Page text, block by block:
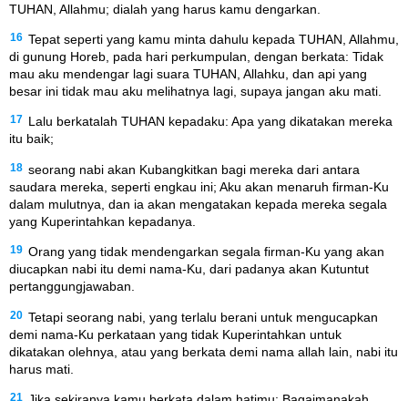
TUHAN, Allahmu; dialah yang harus kamu dengarkan.
16 Tepat seperti yang kamu minta dahulu kepada TUHAN, Allahmu,
di gunung Horeb, pada hari perkumpulan, dengan berkata: Tidak
mau aku mendengar lagi suara TUHAN, Allahku, dan api yang
besar ini tidak mau aku melihatnya lagi, supaya jangan aku mati.
17
Lalu berkatalah TUHAN kepadaku: Apa yang dikatakan mereka
itu baik;
18 seorang nabi akan Kubangkitkan bagi mereka dari antara
saudara mereka, seperti engkau ini; Aku akan menaruh firman-Ku
dalam mulutnya, dan ia akan mengatakan kepada mereka segala
yang Kuperintahkan kepadanya.
19 Orang yang tidak mendengarkan segala firman-Ku yang akan
diucapkan nabi itu demi nama-Ku, dari padanya akan Kutuntut
pertanggungjawaban.
20 Tetapi seorang nabi, yang terlalu berani untuk mengucapkan
demi nama-Ku perkataan yang tidak Kuperintahkan untuk
dikatakan olehnya, atau yang berkata demi nama allah lain, nabi itu
harus mati.
21